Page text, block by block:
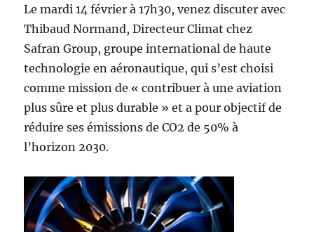
Le mardi 14 février à 17h30, venez discuter avec
Thibaud Normand, Directeur Climat chez
Safran Group, groupe international de haute
technologie en aéronautique, qui s’est choisi
comme mission de « contribuer à une aviation
plus sûre et plus durable » et a pour objectif de
réduire ses émissions de CO2 de 50% à
l’horizon 2030.